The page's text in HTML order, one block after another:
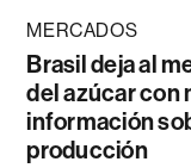
MERCADOS
Brasil deja al
del azúcar con
información
producción